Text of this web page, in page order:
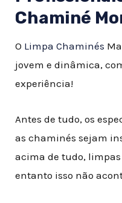
Chaminé
O Limpa Chaminés
jovem e dinâmica,
experiência!
Antes de tudo, os
as chaminés sejam
acima de tudo,
entanto isso não